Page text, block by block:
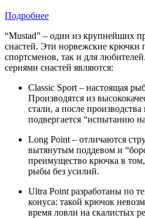
Подробнее
“Mustad” – один из крупнейших
снастей. Эти норвежские крючки
спортсменов, так и для
сериями снастей являются:
Classic Sport – настоящая
Производятся из
стали, а после
подвергается “испытанию
Long Point – отличаются
вытянутым поддевом и
преимущество крючка в
рыбы без усилий.
Ultra Point разработаны по
конуса: такой крючок
время ловли на скалистых